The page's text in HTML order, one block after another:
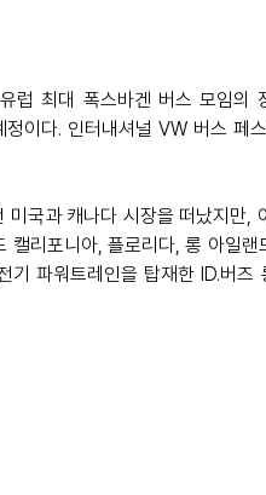
럽 최대 폭스바겐 버스 모임의
이다. 인터내셔널 VW 버스 페
국과 캐나다 시장을 떠났지만,
리포니아, 플로리다, 롱 아일랜
파워트레인을 탑재한 ID.버즈